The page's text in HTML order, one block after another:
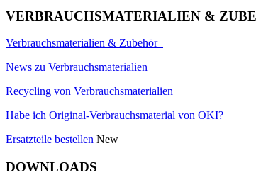
VERBRAUCHSMATERIALIEN &
Verbrauchsmaterialien & Zubehör
News zu Verbrauchsmaterialien
Recycling von Verbrauchsmaterialien
Habe ich Original-Verbrauchsmaterial von OKI?
Ersatzteile bestellen New
DOWNLOADS